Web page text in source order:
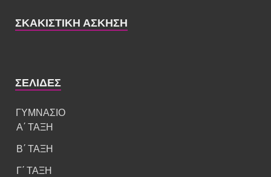
ΣΚΑΚΙΣΤΙΚΉ ΆΣΚΗΣΗ
ΣΕΛΊΔΕΣ
ΓΥΜΝΑΣΙΟ
Α΄ ΤΑΞΗ
Β΄ ΤΑΞΗ
Γ΄ ΤΑΞΗ